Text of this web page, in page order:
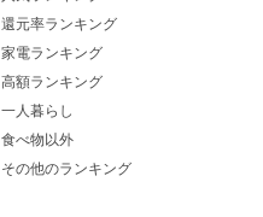
還元率ランキング
家電ランキング
高額ランキング
一人暮らし
食べ物以外
その他のランキング